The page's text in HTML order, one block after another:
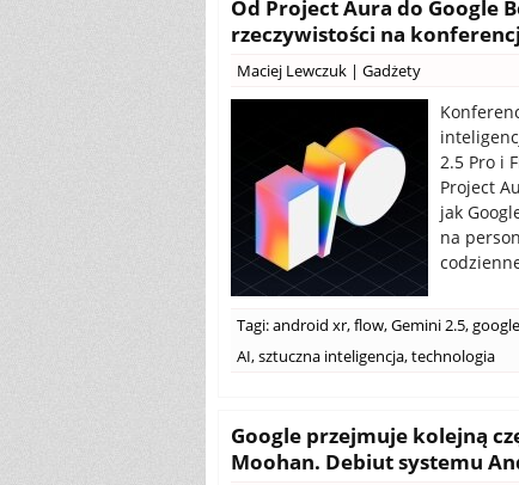
Od Project Aura do Google
rzeczywistości na
Maciej Lewczuk | Gadżety
2.5 Pro i
Project
jak
na
Tagi:android xr,flow,Gemini 2.5,
AI,sztuczna inteligencja,technologia
Google przejmuje kolejną
Moohan. Debiut systemu